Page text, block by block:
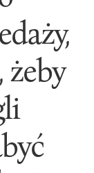
żeby